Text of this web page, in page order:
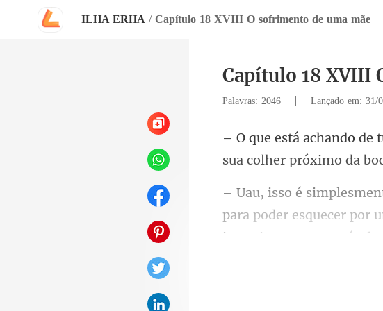
ILHA ERHA / Capítulo 18 XVIII O sofrimento de uma mãe
Capítulo 18 XVIII
Palavras: 2046 | Lançado em: 31/
para poder esquecer por